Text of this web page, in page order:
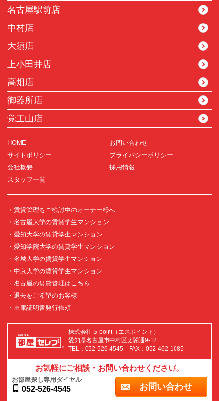
名古屋駅前店
中村店
大須店
上小田井店
高畑店
御器所店
覚王山店
HOME
お問い合わせ
サイトポリシー
プライバシーポリシー
会社概要
採用情報
スタッフ一覧
・賃貸管理をご検討中のオーナー様へ
・名古屋大学の賃貸学生マンション
・愛知大学の賃貸学生マンション
・愛知学院大学の賃貸学生マンション
・名城大学の賃貸学生マンション
・中京大学の賃貸学生マンション
・名古屋の賃貸管理はこちら
・退去をご希望のお客様
・車庫証明書発行依頼
株式会社 S-point（エスポイント）
愛知県名古屋市中村区太閤通9-12
TEL：052-526-4545 FAX：052-462-1085
お気軽にご相談・お問い合わせください。
お部屋探し専用ダイヤル
052-526-4545 お問い合わせ